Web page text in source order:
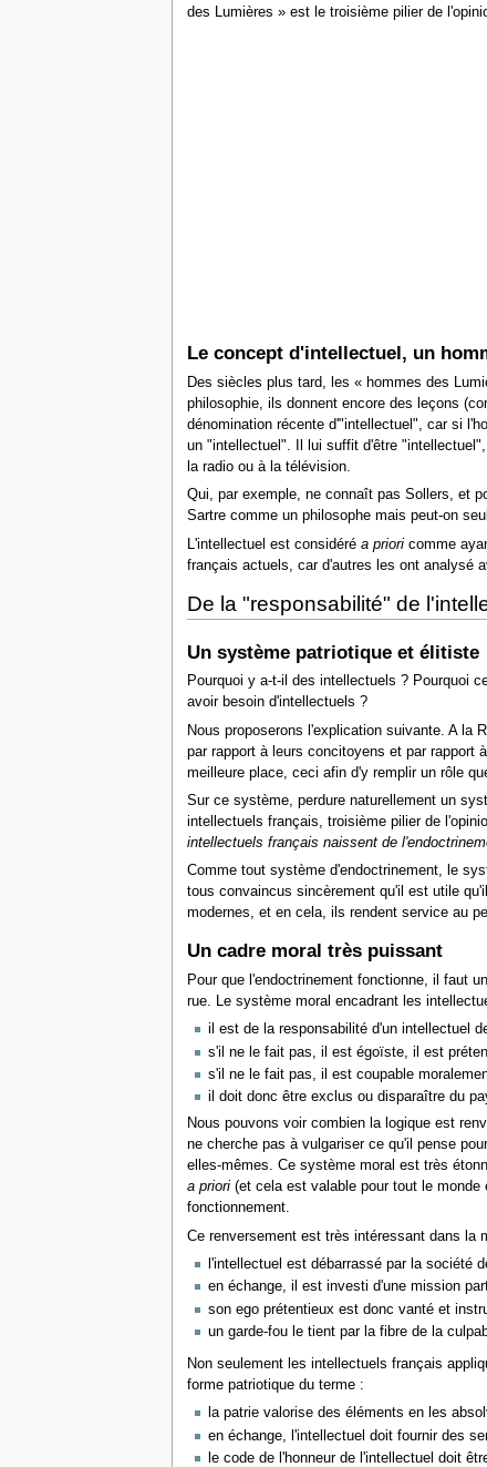
des Lumières »est le troisième pilier de
Le concept d'intellectuel, un
Des siècles plus tard, les « hommes des
philosophie, ils donnent encore des leçons
dénomination récente d'"intellectuel", car si
un "intellectuel". Il lui suffit d'être
la radio ou à la télévision.
Qui, par exemple, ne connaît pas Sollers, et
Sartre comme un philosophe mais peut-on
L'intellectuel est considéré a prioricomme
français actuels, car d'autres les ont analysé
De la "responsabilité" de
Un système patriotique et élitiste
Pourquoi y a-t-il des intellectuels ? Pourquoi
avoir besoin d'intellectuels ?
Nous proposerons l'explication suivante. A la
par rapport à leurs concitoyens et par rapport
meilleure place, ceci afin d'y remplir un rôle
Sur ce système, perdure naturellement un
intellectuels français, troisième pilier de
intellectuels français naissent de
Comme tout système d'endoctrinement, le
tous convaincus sincèrement qu'il est utile
modernes, et en cela, ils rendent service au
Un cadre moral très puissant
Pour que l'endoctrinement fonctionne, il faut
rue. Le système moral encadrant les
il est de la responsabilité d'un intellectuel
s'il ne le fait pas, il est égoïste, il est
s'il ne le fait pas, il est coupable
il doit donc être exclus ou disparaître du
Nous pouvons voir combien la logique est
ne cherche pas à vulgariser ce qu'il pense
elles-mêmes. Ce système moral est très
a priori(et cela est valable pour tout le monde
fonctionnement.
Ce renversement est très intéressant dans la
l'intellectuel est débarrassé par la société
en échange, il est investi d'une mission
son ego prétentieux est donc vanté et
un garde-fou le tient par la fibre de la
Non seulement les intellectuels français
forme patriotique du terme :
la patrie valorise des éléments en les
en échange, l'intellectuel doit fournir des
le code de l'honneur de l'intellectuel doit